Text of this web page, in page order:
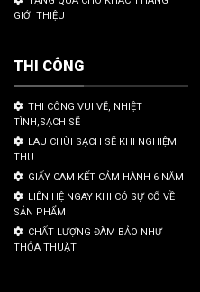
GIỚI THIỆU
THI CÔNG
THI CÔNG VUI VẼ, NHIỆT
TÌNH,SẠCH SẼ
LAU CHÙI SẠCH SẼ KHI NGHIỆM
THU
GIẤY CAM KẾT CẢM HÀNH 6 NĂM
LIÊN HỆ NGAY KHI CÓ SỰ CỐ VỀ
SẢN PHẨM
CHẤT LƯỢNG ĐÀM BẢO NHƯ
THỎA THUẬT